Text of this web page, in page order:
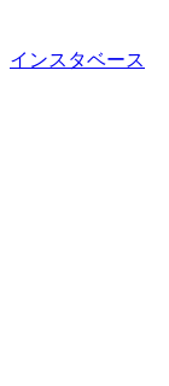
インスタベース